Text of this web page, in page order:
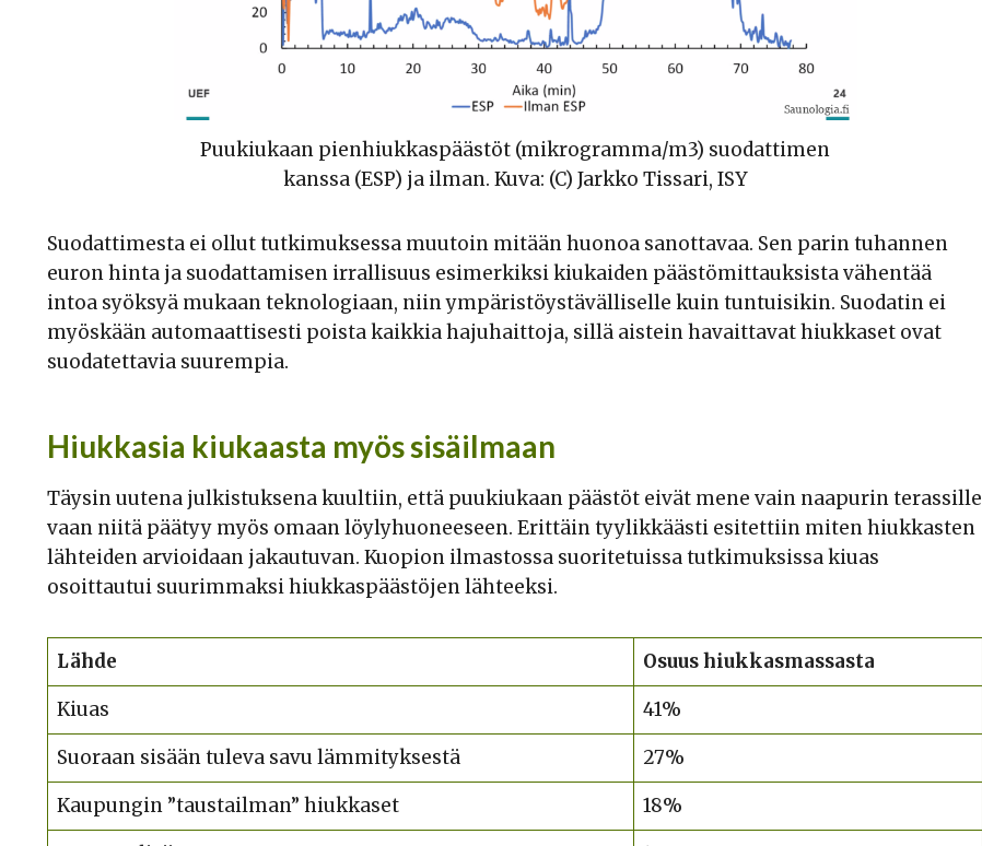
Puukiukaan pienhiukkaspäästöt (mikrogramma/m3) suodattimen
kanssa (ESP) ja ilman. Kuva: (C) Jarkko Tissari, ISY
Suodattimesta ei ollut tutkimuksessa muutoin mitään huonoa sanottavaa. Sen parin tuhannen
euron hinta ja suodattamisen irrallisuus esimerkiksi kiukaiden päästömittauksista vähentää
intoa syöksyä mukaan teknologiaan, niin ympäristöystävälliselle kuin tuntuisikin. Suodatin ei
myöskään automaattisesti poista kaikkia hajuhaittoja, sillä aistein havaittavat hiukkaset ovat
suodatettavia suurempia.
Hiukkasia kiukaasta myös sisäilmaan
Täysin uutena julkistuksena kuultiin, että puukiukaan päästöt eivät mene vain naapurin terassille
vaan niitä päätyy myös omaan löylyhuoneeseen. Erittäin tyylikkäästi esitettiin miten hiukkasten
lähteiden arvioidaan jakautuvan. Kuopion ilmastossa suoritetuissa tutkimuksissa kiuas
osoittautui suurimmaksi hiukkaspäästöjen lähteeksi.
Lähde
Osuus hiukkasmassasta
Kiuas
41%
Suoraan sisään tuleva savu lämmityksestä
27%
Kaupungin ”taustailman” hiukkaset
18%